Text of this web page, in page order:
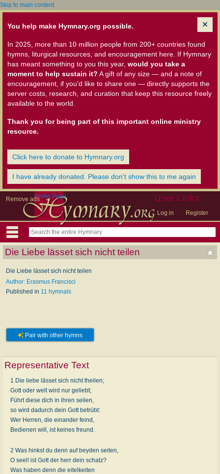
Skip to main content
You help make Hymnary.org possible.
In 2025, more than 10 million people from 200+ countries found
hymns, liturgical resources, and encouragement here. If Hymnary
has meant something to you this year, would you take a
moment to help sustain it? A gift of any size — and a note of
encouragement, if you'd like to share one — directly supports the
server costs, research, and curation that keep this resource freely
available to the world.
Thank you for being part of this important online ministry
resource.
Click here to donate to Hymnary.org
I have already donated. Please don't show this to me again
Remove ads User Links
Log in Register
Home Page
Die Liebe lässet sich nicht teilen
Die Liebe lässet sich nicht teilen
Author: Erasmus Francisci
Published in 11 hymnals
Pair with other hymns
Representative Text
1 Die liebe lāsset sich nicht theilen;
Gott oder welt wird nur geliebt;
Führt diese dich in ihren seilen,
so wird dadurch dein Gott betrübt:
Wer Herren, die einander feind,
Bedienen will, ist keines freund.
2 Was hinkst du denn auf beyden seiten,
O seel! ist Gott der herr dein schatz?
Was haben denn die eitelkeiten